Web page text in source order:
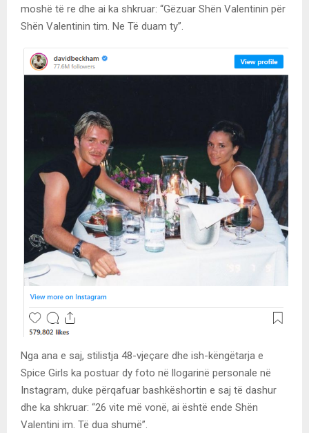
moshë të re dhe ai ka shkruar: “Gëzuar Shën Valentinin për
Shën Valentinin tim. Ne Të duam ty”.
Nga ana e saj, stilistja 48-vjeçare dhe ish-këngëtarja e
Spice Girls ka postuar dy foto në llogarinë personale në
Instagram, duke përqafuar bashkëshortin e saj të dashur
dhe ka shkruar: “26 vite më vonë, ai është ende Shën
Valentini im. Të dua shumë”.